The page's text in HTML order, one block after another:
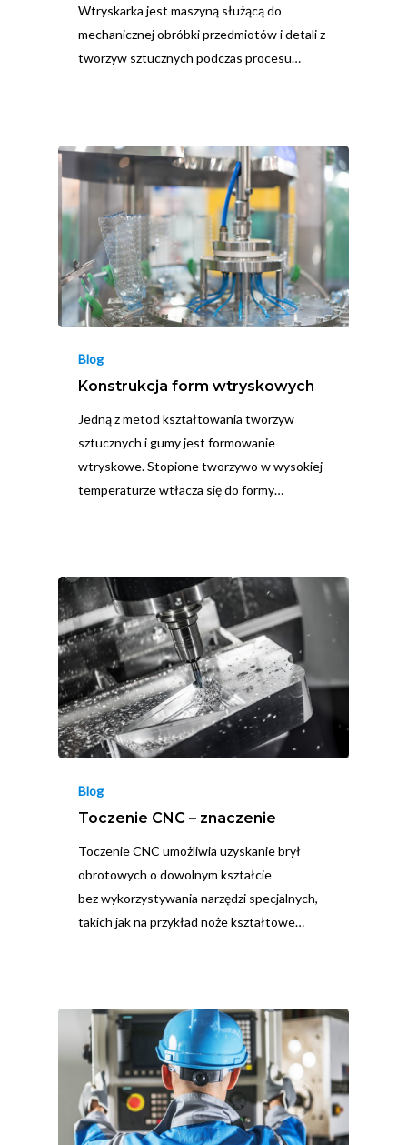
Wtryskarka jest maszyną służącą do
mechanicznej obróbki przedmiotów i detali z
tworzyw sztucznych podczas procesu…
Blog
Konstrukcja form wtryskowych
Jedną z metod kształtowania tworzyw
sztucznych i gumy jest formowanie
wtryskowe. Stopione tworzywo w wysokiej
temperaturze wtłacza się do formy…
Blog
Toczenie CNC – znaczenie
Toczenie CNC umożliwia uzyskanie brył
obrotowych o dowolnym kształcie
bez wykorzystywania narzędzi specjalnych,
takich jak na przykład noże kształtowe…